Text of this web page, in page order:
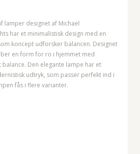
lamper designet af Michael
har et minimalistisk design med en
koncept udforsker balancen. Designet
en form for ro i hjemmet med
Den elegante lampe har et
udtryk, som passer perfekt ind i
fås i flere varianter.